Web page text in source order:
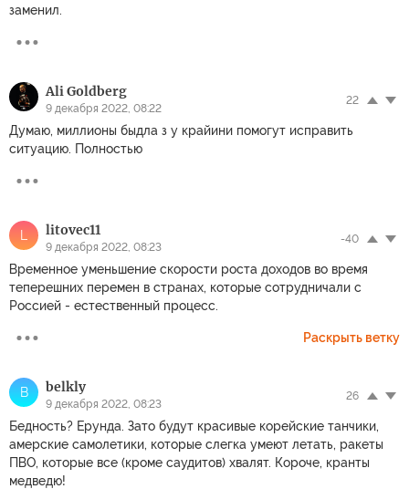
заменил.
Ali Goldberg
9 декабря 2022, 08:22
22
Думаю, миллионы быдла з у крайини помогут исправить
ситуацию. Полностью
L litovec11
9 декабря 2022, 08:23
-40
Временное уменьшение скорости роста доходов во время
теперешних перемен в странах, которые сотрудничали с
Россией - естественный процесс.
Раскрыть ветку
B belkly
9 декабря 2022, 08:23
26
Бедность? Ерунда. Зато будут красивые корейские танчики,
амерские самолетики, которые слегка умеют летать, ракеты
ПВО, которые все (кроме саудитов) хвалят. Короче, кранты
медведю!